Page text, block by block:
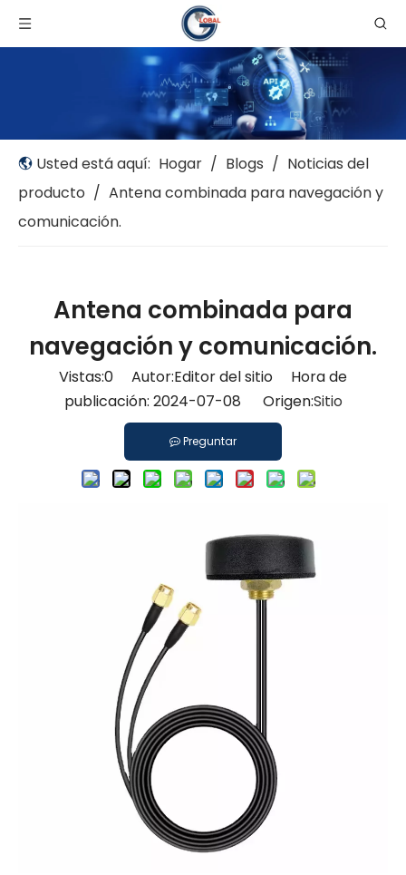
Usted está aquí: Hogar / Blogs / Noticias del
producto / Antena combinada para navegación y
comunicación.
Antena combinada para
navegación y comunicación.
Vistas:0 Autor:Editor del sitio Hora de
publicación: 2024-07-08 Origen:Sitio
Preguntar